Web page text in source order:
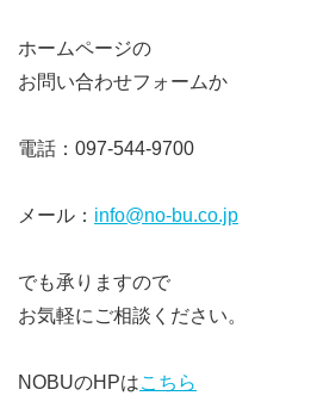
ホームページの
お問い合わせフォームか
電話：097-544-9700
メール： info@no-bu.co.jp
でも承りますので
お気軽にご相談ください。
NOBUのHPはこちら